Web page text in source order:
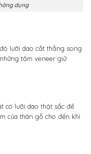
dụng
lưỡi dao cắt thẳng song
tấm veneer giữ
có lưỡi dao thật sắc để
của thân gỗ cho đến khi